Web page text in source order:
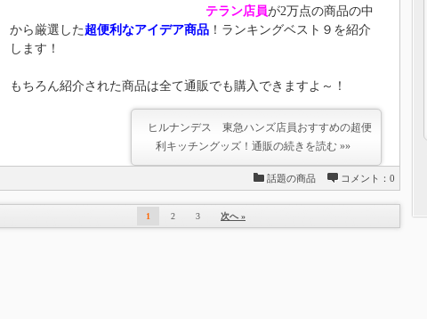
テラン店員が2万点の商品の中
から厳選した 超便利なアイデア商品 ！ランキングベスト９を紹介
します！
もちろん紹介された商品は全て通販でも購入できますよ～！
ヒルナンデス 東急ハンズ店員おすすめの超便
利キッチングッズ！通販の続きを読む »»
話題の商品 コメント：0
1 2 3 次へ »